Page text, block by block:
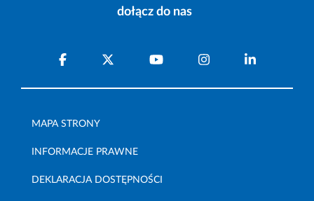
dołącz do nas
MAPA STRONY
INFORMACJE PRAWNE
DEKLARACJA DOSTĘPNOŚCI